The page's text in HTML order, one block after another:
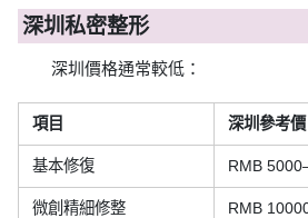
深圳私密整形
深圳價格通常較低：
項目 深圳參考價
基本修復 RMB
微創精細修整 RMB